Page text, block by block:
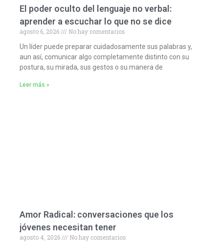
El poder oculto del lenguaje no verbal:
aprender a escuchar lo que no se dice
agosto 6, 2026
No hay comentarios
Un líder puede preparar cuidadosamente sus palabras y,
aun así, comunicar algo completamente distinto con su
postura, su mirada, sus gestos o su manera de
Leer más »
Amor Radical: conversaciones que los
jóvenes necesitan tener
agosto 4, 2026
No hay comentarios